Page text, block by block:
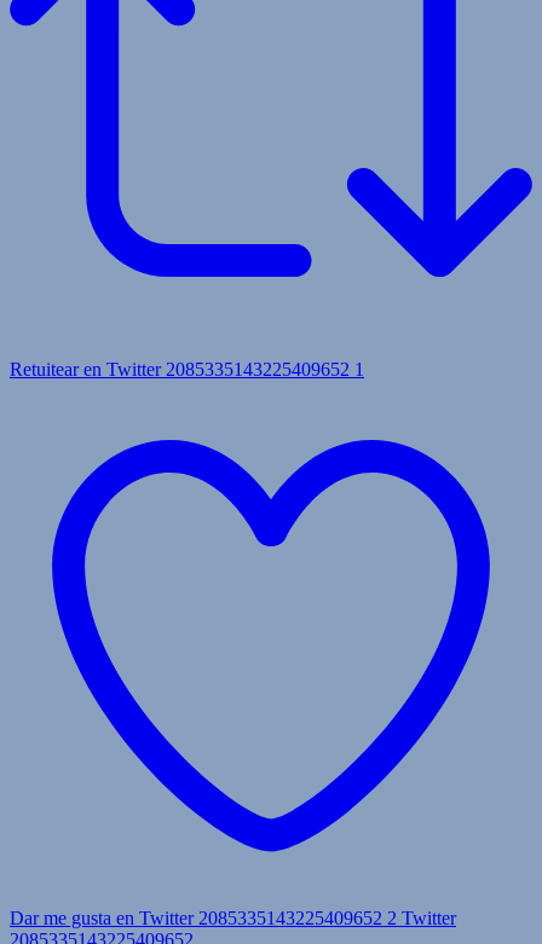
Retuitear en Twitter 2085335143225409652 1
Dar me gusta en Twitter 2085335143225409652 2 Twitter